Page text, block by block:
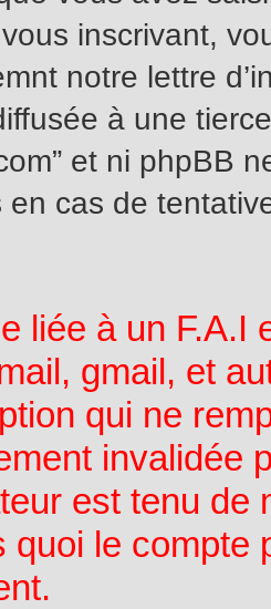
inscrivant,
notre lettre
à une
et ni phpBB
en cas de
liée à un F.A.I
gmail, et
qui ne
invalidée
est tenu de
quoi le compte